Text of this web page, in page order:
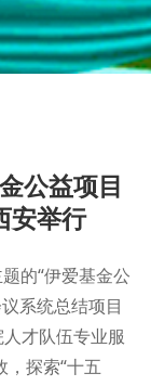
公益项目
安举行
的“伊爱基金公
系统总结项目
才队伍专业服
探索“十五